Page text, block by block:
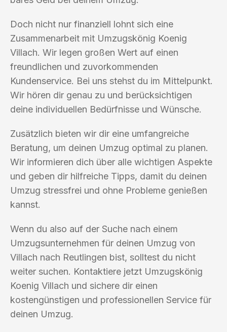
Doch nicht nur finanziell lohnt sich eine
Zusammenarbeit mit Umzugskönig Koenig
Villach. Wir legen großen Wert auf einen
freundlichen und zuvorkommenden
Kundenservice. Bei uns stehst du im Mittelpunkt.
Wir hören dir genau zu und berücksichtigen
deine individuellen Bedürfnisse und Wünsche.
Zusätzlich bieten wir dir eine umfangreiche
Beratung, um deinen Umzug optimal zu planen.
Wir informieren dich über alle wichtigen Aspekte
und geben dir hilfreiche Tipps, damit du deinen
Umzug stressfrei und ohne Probleme genießen
kannst.
Wenn du also auf der Suche nach einem
Umzugsunternehmen für deinen Umzug von
Villach nach Reutlingen bist, solltest du nicht
weiter suchen. Kontaktiere jetzt Umzugskönig
Koenig Villach und sichere dir einen
kostengünstigen und professionellen Service für
deinen Umzug.